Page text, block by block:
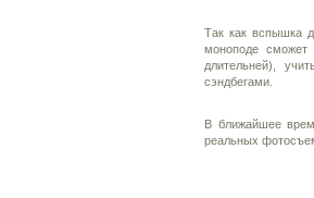
Так как вспышка
моноподе сможет
длительней),
сэндбегами.
В ближайшее
реальных